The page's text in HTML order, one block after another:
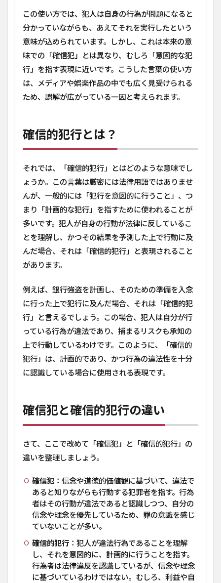
この使い方では、犯人は自身の行為が問題になると
分かっていながらも、あえてそれを実行したという
意味が込められています。しかし、これは本来の意
味での「確信犯」とは異なり、むしろ「意図的な犯
行」を指す表現に近いです。こうした言葉の使い方
は、メディアや娯楽作品の中でも広く見受けられる
ため、誤解が広がっている一因と考えられます。
確信的犯行とは？
それでは、「確信的犯行」とはどのような意味でし
ょうか。この言葉は厳密には法律用語ではありませ
んが、一般的には「犯行を意図的に行うこと」、つ
まり「計画的な犯行」を指すために使われることが
多いです。犯人が自身の行動が法律に反しているこ
とを理解し、かつその結果を予測した上で行動に及
んだ場合、それは「確信的犯行」と表現されること
があります。
例えば、銀行強盗を計画し、そのための準備を入念
に行った上で犯行に及んだ場合、それは「確信的犯
行」と言えるでしょう。この場合、犯人は自分が行
っている行為が違法であり、捕まるリスクも承知の
上で行動しているわけです。このように、「確信的
犯行」は、計画的であり、かつ行為の違法性を十分
に認識している場合に使用される表現です。
確信犯と確信的犯行の違い
さて、ここで改めて「確信犯」と「確信的犯行」の
違いを整理しましょう。
確信犯：信念や道徳的価値観に基づいて、違法で
あると知りながらも行動する犯罪者を指す。行為
者はその行動が違法であると認識しつつ、自分の
信念や理念を優先しているため、罪の意識を感じ
ていないことが多い。
確信的犯行：犯人が違法行為であることを理解
し、それを意図的に、計画的に行うことを指す。
行為者は法律違反を認識しているが、信念や理念
に基づいているわけではない。むしろ、利益や自